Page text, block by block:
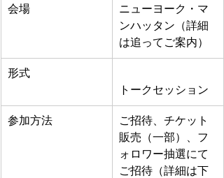
会場
ニューヨーク・マ
ンハッタン（詳細
は追ってご案内）
形式
トークセッション
参加方法
ご招待、チケット
販売（一部）、フ
ォロワー抽選にて
ご招待（詳細は下